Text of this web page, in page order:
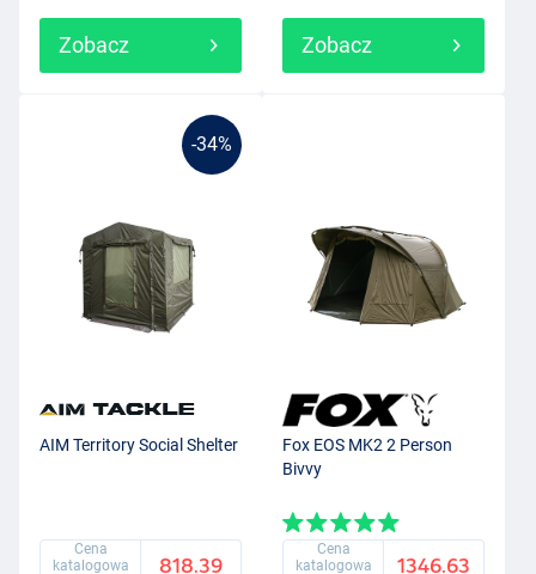
Zobacz Zobacz
-34%
AIM Territory Social Shelter
Cena
katalogowa
818.39
Fox EOS MK2 2 Person
Bivvy
Cena
katalogowa
1346.63